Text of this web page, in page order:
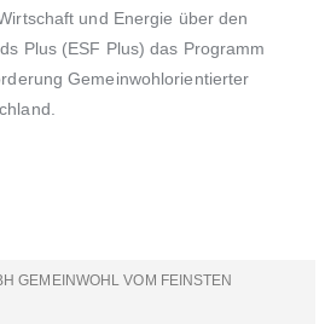
und Energie über den
Plus (ESF Plus) das Programm
Gemeinwohlorientierter
GEMEINWOHL VOM FEINSTEN